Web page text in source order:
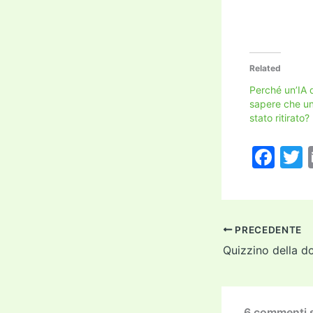
Related
Perché un’IA
sapere che
stato ritirato?
F
c
e
b
o
PRECEDENTE